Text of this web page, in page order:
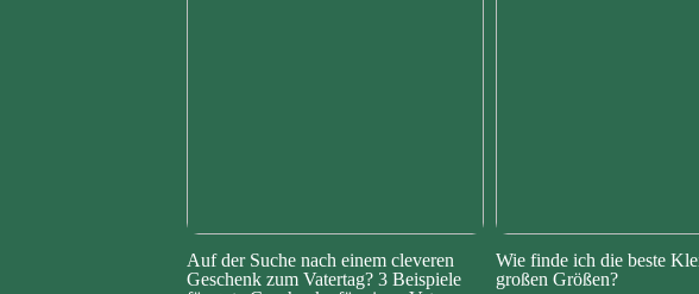
Auf der Suche nach einem cleveren
Geschenk zum Vatertag? 3 Beispiele
Wie finde ich die beste
großen Größen?